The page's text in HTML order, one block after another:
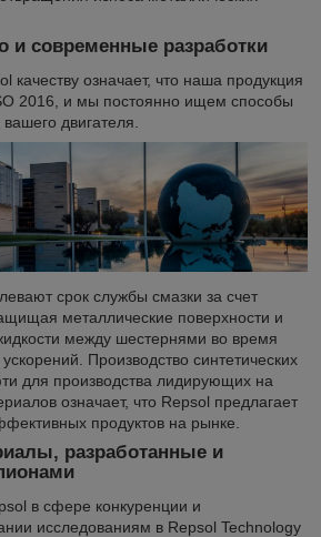
и современные разработки
качеству означает, что наша продукция
2016, и мы постоянно ищем способы
двигателя.
срок службы смазки за счет
металлические поверхности и
между шестернями во время
Производство синтетических
для производства лидирующих на
означает, что Repsol предлагает
продуктов на рынке.
разработанные и
в сфере конкуренции и
исследованиям в Repsol Technology